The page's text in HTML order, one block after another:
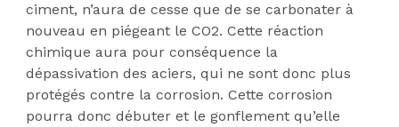
ciment, n’aura de cesse que de se carbonater à
nouveau en piégeant le CO2. Cette réaction
chimique aura pour conséquence la
dépassivation des aciers, qui ne sont donc plus
protégés contre la corrosion. Cette corrosion
pourra donc débuter et le gonflement qu’elle